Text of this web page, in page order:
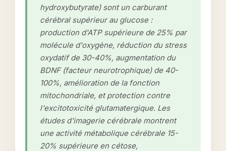
hydroxybutyrate) sont un carburant
cérébral supérieur au glucose :
production d'ATP supérieure de 25% par
molécule d'oxygène, réduction du stress
oxydatif de 30-40%, augmentation du
BDNF (facteur neurotrophique) de 40-
100%, amélioration de la fonction
mitochondriale, et protection contre
l'excitotoxicité glutamatergique. Les
études d'imagerie cérébrale montrent
une activité métabolique cérébrale 15-
20% supérieure en cétose,